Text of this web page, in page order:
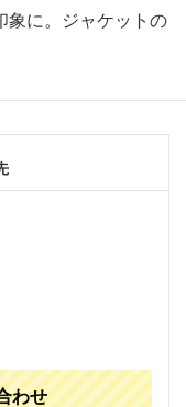
象に。ジャケットの
わせ